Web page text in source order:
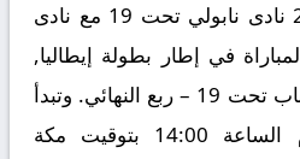
يلتقى اليوم 2026-05-23 نادى نابولي تحت 19 مع نادى
19. تقام المباراة في إطار بطولة إيطاليا,
دوري الدرجة الأولى للشباب تحت 19 – ربع النهائي. وتبدأ
أحداث اللقاء في تمام الساعة 14:00 بتوقيت مكة